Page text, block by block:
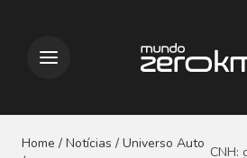
Home / Notícias / Universo Auto
CNH: